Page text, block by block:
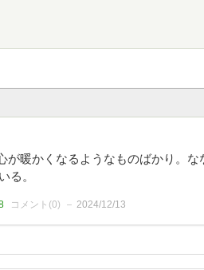
が暖かくなるようなものばかり。
る。
コメント(0) 2024/12/13